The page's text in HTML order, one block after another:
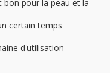
bon pour la peau et la
certain temps
d'utilisation